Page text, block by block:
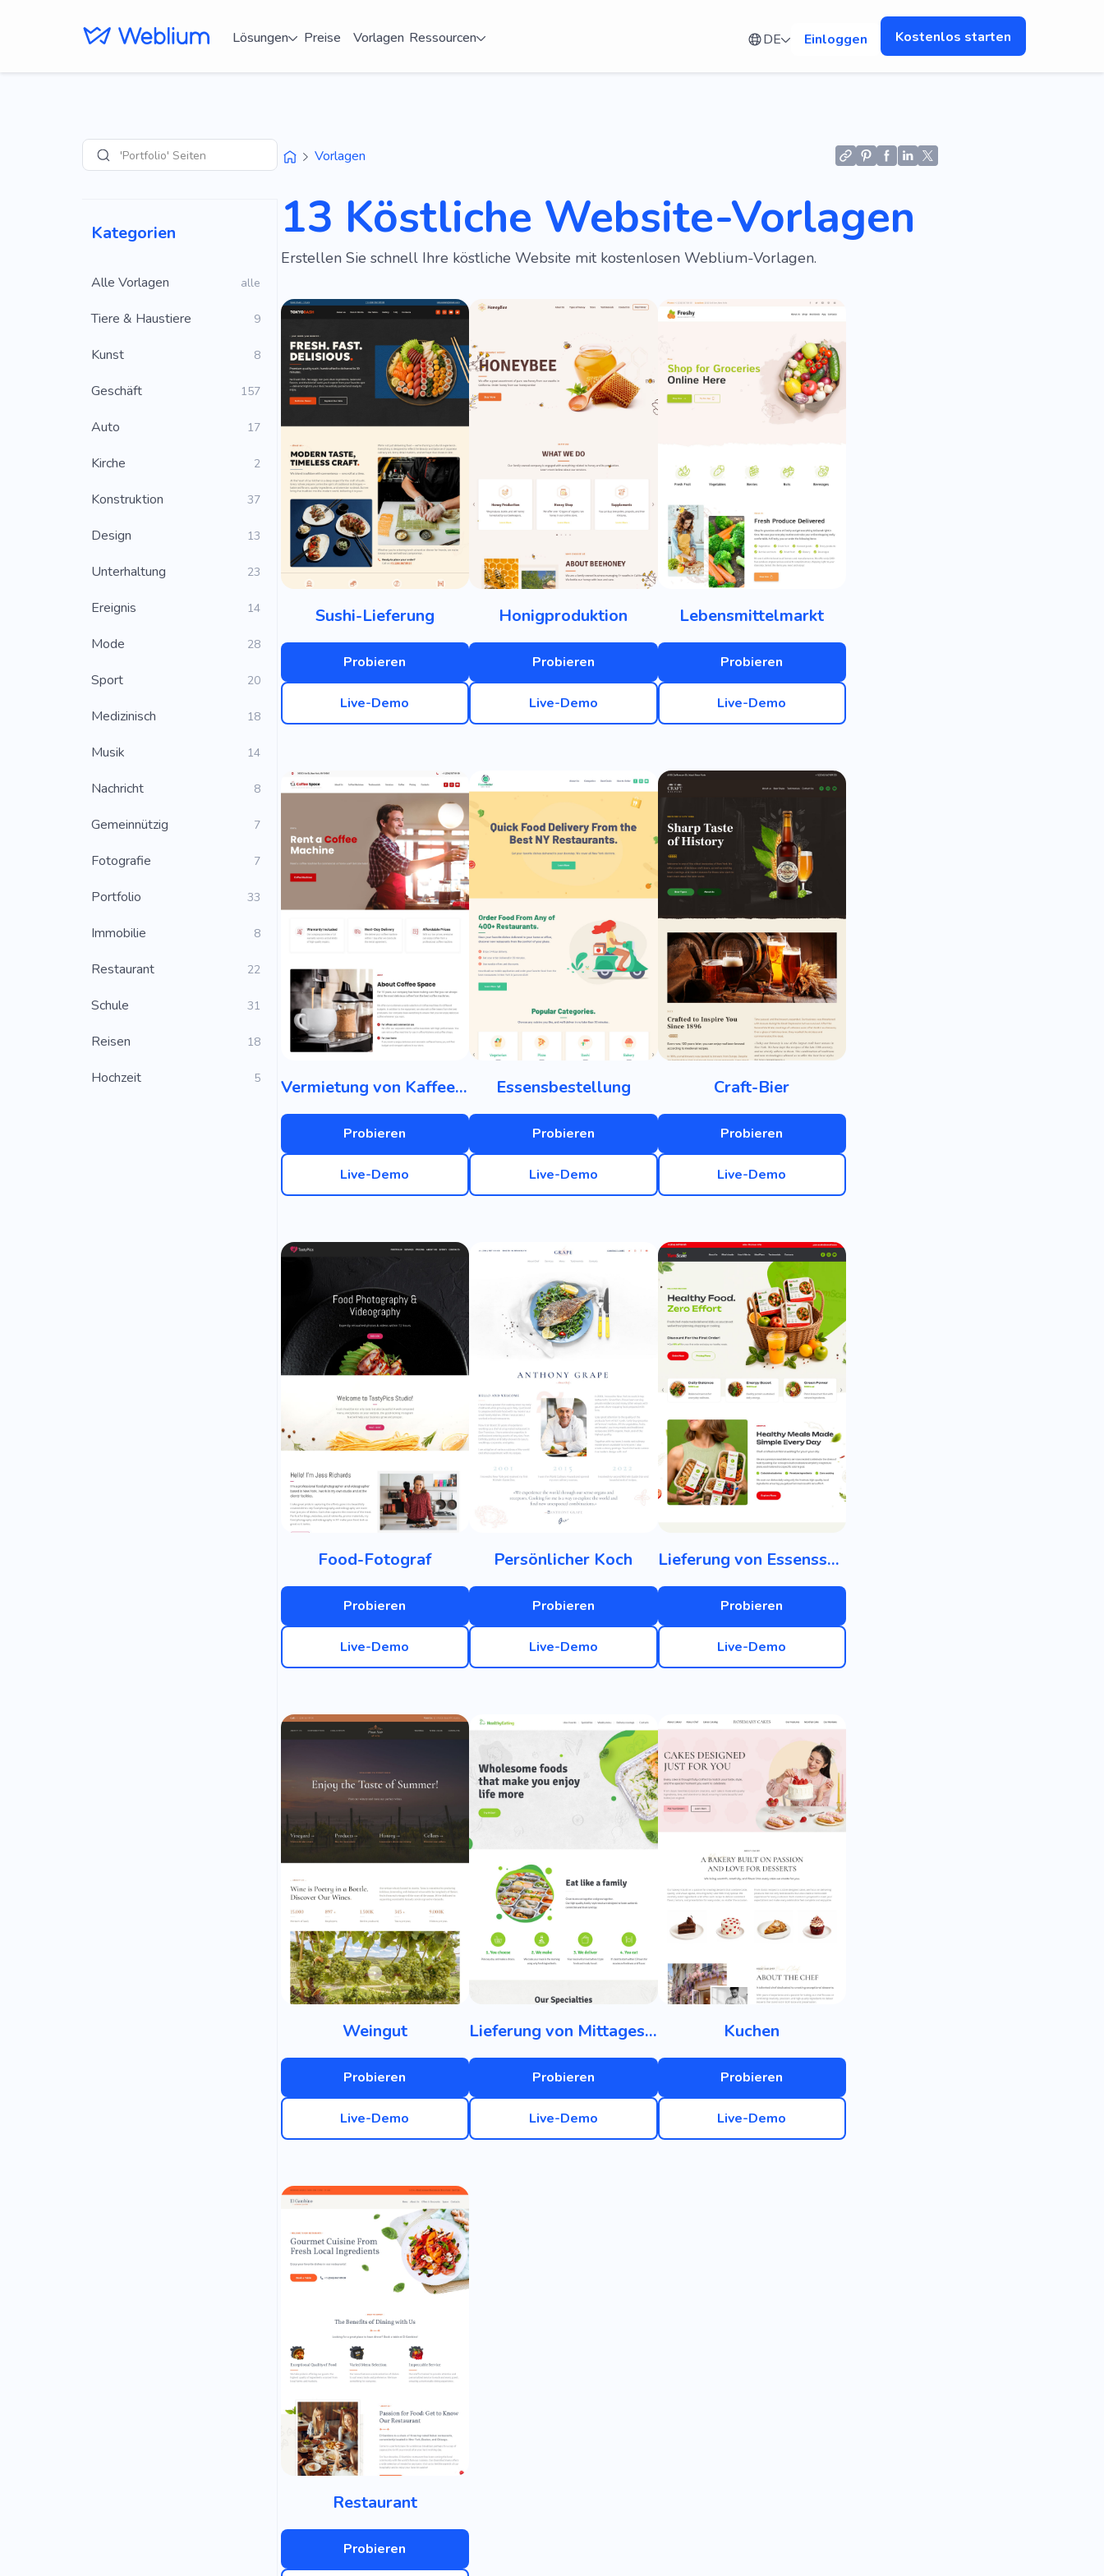
Lösungen Preise Vorlagen Ressourcen DE Einloggen Kostenlos starten
Suche'Portfolio' Seiten
Kategorien
Alle Vorlagen alle
Tiere & Haustiere 9
Kunst 8
Geschäft 157
Auto 17
Kirche 2
Konstruktion 37
Design 13
Unterhaltung 23
Ereignis 14
Mode 28
Sport 20
Medizinisch 18
Musik 14
Nachricht 8
Gemeinnützig 7
Fotografie 7
Portfolio 33
Immobilie 8
Restaurant 22
Schule 31
Reisen 18
Hochzeit 5
Vorlagen
13 Köstliche Website-Vorlagen
Erstellen Sie schnell Ihre köstliche Website mit kostenlosen Weblium-Vorlagen.
Sushi-Lieferung
Probieren
Live-Demo
Honigproduktion
Probieren
Live-Demo
Lebensmittelmarkt
Probieren
Live-Demo
Vermietung von Kaffeemaschinen
Probieren
Live-Demo
Essensbestellung
Probieren
Live-Demo
Craft-Bier
Probieren
Live-Demo
Food-Fotograf
Probieren
Live-Demo
Persönlicher Koch
Probieren
Live-Demo
Lieferung von Essenssets
Probieren
Live-Demo
Weingut
Probieren
Live-Demo
Lieferung von Mittagessen im Büro
Probieren
Live-Demo
Kuchen
Probieren
Live-Demo
Restaurant
Probieren